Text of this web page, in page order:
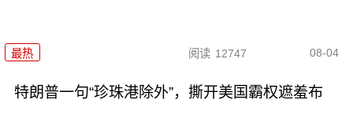
最热 阅读 12747 08-04
特朗普一句“珍珠港除外”，撕开美国霸权遮羞布